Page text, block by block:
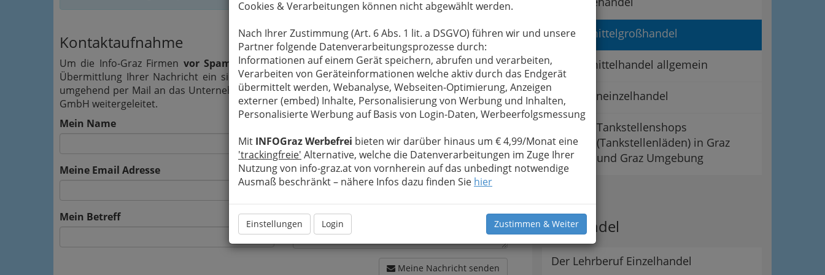
Cookies & Verarbeitungen können nicht abgewählt werden.
Nach Ihrer Zustimmung (Art. 6 Abs. 1 lit. a DSGVO) führen wir und unsere
Partner folgende Datenverarbeitungsprozesse durch:
Informationen auf einem Gerät speichern, abrufen und verarbeiten,
Verarbeiten von Geräteinformationen welche aktiv durch das Endgerät
übermittelt werden, Webanalyse, Webseiten-Optimierung, Anzeigen
externer (embed) Inhalte, Personalisierung von Werbung und Inhalten,
Personalisierte Werbung auf Basis von Login-Daten, Werbeerfolgsmessung
Mit INFOGraz Werbefrei bieten wir darüber hinaus um € 4,99/Monat eine
'trackingfreie' Alternative, welche die Datenverarbeitungen im Zuge Ihrer
Nutzung von info-graz.at von vornherein auf das unbedingt notwendige
Ausmaß beschränkt – nähere Infos dazu finden Sie hier
Einstellungen Login Zustimmen & Weiter
Kontaktaufnahme
Um die Info-Graz Firmen vor Spam-Mails zu bewahren, verwenden wir an dieser Stelle zur
Übermittlung Ihrer Nachricht ein sicheres Formular. Ihre Nachricht wird nach dem Absenden
umgehend per Mail an das Unternehmen Steirische Manufaktur für Feinschmecker Josef Reiner
GmbH weitergeleitet.
Mein Name
Meine Email Adresse
Mein Betreff
Meine Nachricht
Meine Nachricht senden
Lebensmittelgroßhandel
Lebensmittelhandel allgemein
Süßwareneinzelhandel
Tankstellenshops
(Tankstellenläden) in Graz
und Graz Umgebung
Der Handel
Der Lehrberuf Einzelhandel